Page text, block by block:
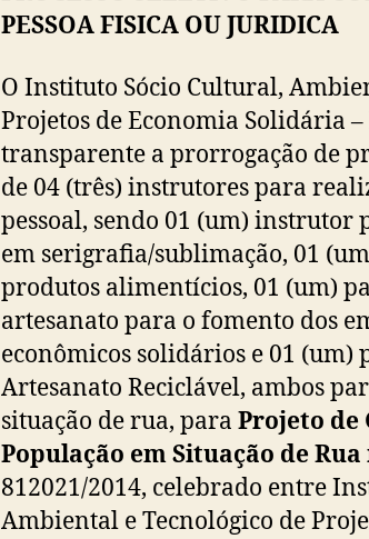
PESSOA FISICA OU JURIDICA
O Instituto Sócio Cultural,
Projetos de Economia Solidária
transparente a prorrogação de
de 04 (três) instrutores para
pessoal, sendo 01 (um) instrutor
em serigrafia/sublimação, 01
produtos alimentícios, 01 (um)
artesanato para o fomento dos
econômicos solidários e 01 (um)
Artesanato Reciclável, ambos
situação de rua, para Projeto de
População em Situação de Rua
812021/2014, celebrado entre
Ambiental e Tecnológico de